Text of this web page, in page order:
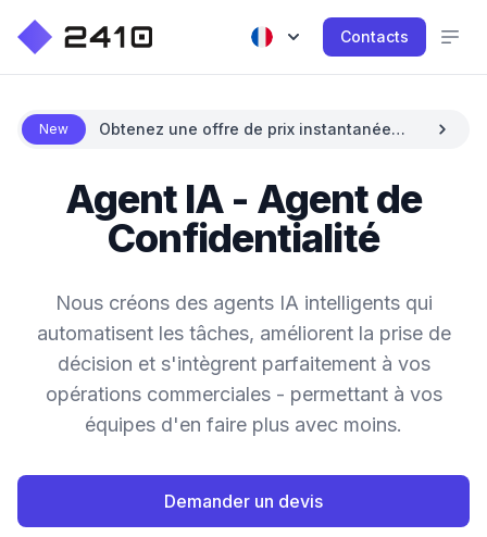
Contacts
New
Obtenez une offre de prix instantanée
Agent IA - Agent de
Confidentialité
Nous créons des agents IA intelligents qui
automatisent les tâches, améliorent la prise de
décision et s'intègrent parfaitement à vos
opérations commerciales - permettant à vos
équipes d'en faire plus avec moins.
Demander un devis